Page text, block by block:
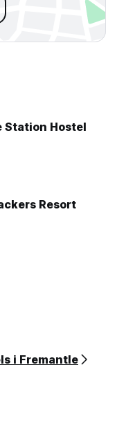
Station Hostel
Resort
i Fremantle